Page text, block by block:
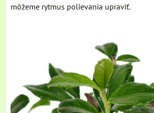
môžeme rytmus polievania upraviť.